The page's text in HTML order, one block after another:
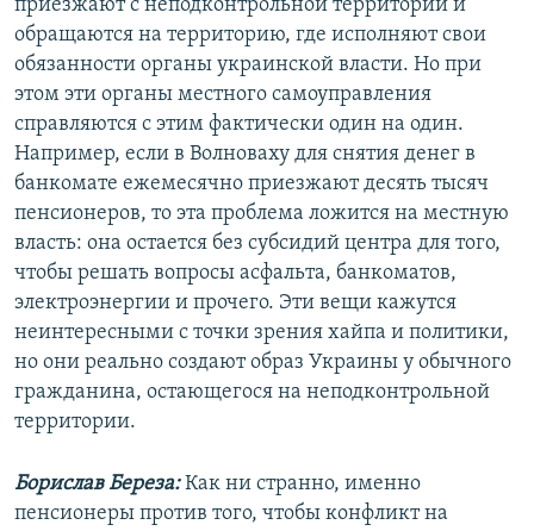
приезжают с неподконтрольной территории и
обращаются на территорию, где исполняют свои
обязанности органы украинской власти. Но при
этом эти органы местного самоуправления
справляются с этим фактически один на один.
Например, если в Волноваху для снятия денег в
банкомате ежемесячно приезжают десять тысяч
пенсионеров, то эта проблема ложится на местную
власть: она остается без субсидий центра для того,
чтобы решать вопросы асфальта, банкоматов,
электроэнергии и прочего. Эти вещи кажутся
неинтересными с точки зрения хайпа и политики,
но они реально создают образ Украины у обычного
гражданина, остающегося на неподконтрольной
территории.
Борислав Береза:Как ни странно, именно
пенсионеры против того, чтобы конфликт на